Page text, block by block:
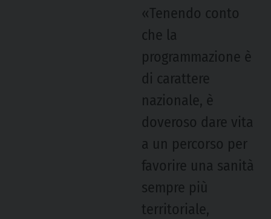
«Tenendo conto
che la
programmazione è
di carattere
nazionale, è
doveroso dare vita
a un percorso per
favorire una sanità
sempre più
territoriale,